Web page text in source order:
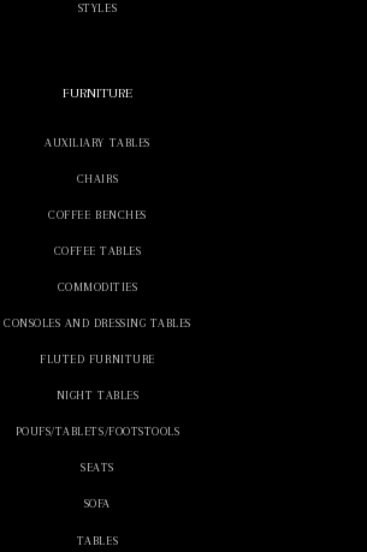
STYLES
FURNITURE
AUXILIARY TABLES
CHAIRS
COFFEE BENCHES
COFFEE TABLES
COMMODITIES
CONSOLES AND DRESSING TABLES
FLUTED FURNITURE
NIGHT TABLES
POUFS/TABLETS/FOOTSTOOLS
SEATS
SOFA
TABLES